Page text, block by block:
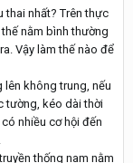
thai nhất? Trên thực
nằm bình thường
Vậy làm thế nào để
lên không trung, nếu
tường, kéo dài thời
nhiều cơ hội đến
thống nam nằm